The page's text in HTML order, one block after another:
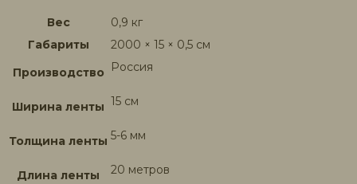
Вес
0,9 кг
Габариты
2000 × 15 × 0,5 см
Производство
Россия
Ширина ленты 15 см
Толщина ленты 5-6 мм
Длина ленты 20 метров